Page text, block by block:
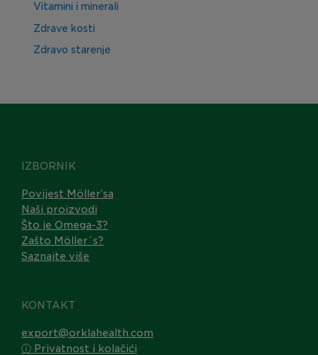
Vitamini i minerali
Zdrave kosti
Zdravo starenje
IZBORNIK
Povijest Möller’sa
Naši proizvodi
Što je Omega-3?
Zašto Möller`s?
Saznajte više
KONTAKT
export@orklahealth.com
ⓘ Privatnost i kolačići